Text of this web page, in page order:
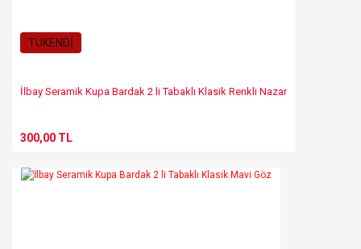
TÜKENDİ
İlbay Seramik Kupa Bardak 2 li Tabaklı Klasik Renkli Nazar
300,00 TL